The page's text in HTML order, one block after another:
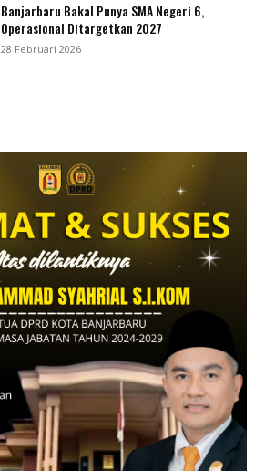
Banjarbaru Bakal Punya SMA Negeri 6,
Operasional Ditargetkan 2027
28 Februari 2026